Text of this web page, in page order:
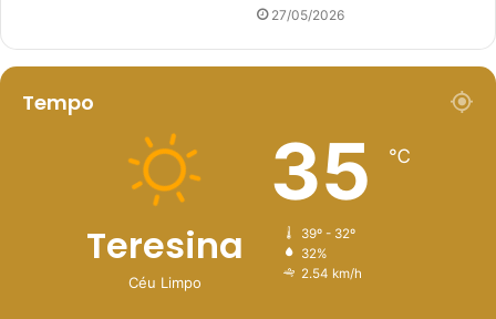
27/05/2026
Tempo
Teresina
Céu Limpo
35 ℃
39º - 32º
32%
2.54 km/h